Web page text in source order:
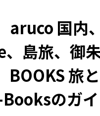
aruco 国内
島旅、御
旅と
のガ